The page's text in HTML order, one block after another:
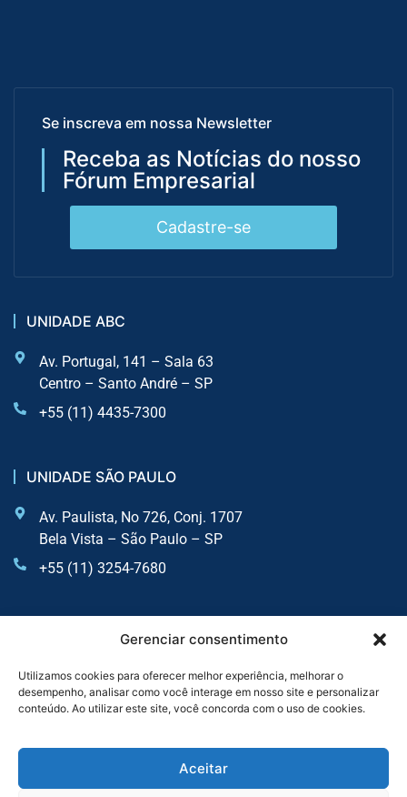
Gerenciar consentimento
Utilizamos cookies para oferecer melhor experiência, melhorar o
desempenho, analisar como você interage em nosso site e personalizar
conteúdo. Ao utilizar este site, você concorda com o uso de cookies.
Aceitar
Se inscreva em nossa Newsletter
Receba as Notícias do nosso
Fórum Empresarial
Cadastre-se
UNIDADE ABC
Av. Portugal, 141 – Sala 63
Centro – Santo André – SP
+55 (11) 4435-7300
UNIDADE SÃO PAULO
Av. Paulista, No 726, Conj. 1707
Bela Vista – São Paulo – SP
+55 (11) 3254-7680
UNIDADE SOROCABA
Av. Dr Afonso Vergueiro, 2900 - Sala 6 - Vila Augusta
Sorocaba - SP
+55 (11) 3254-7680